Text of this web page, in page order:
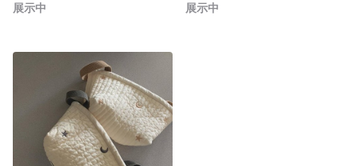
展示中
展示中